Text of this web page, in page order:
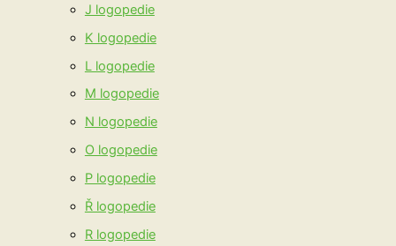
J logopedie
K logopedie
L logopedie
M logopedie
N logopedie
O logopedie
P logopedie
Ř logopedie
R logopedie